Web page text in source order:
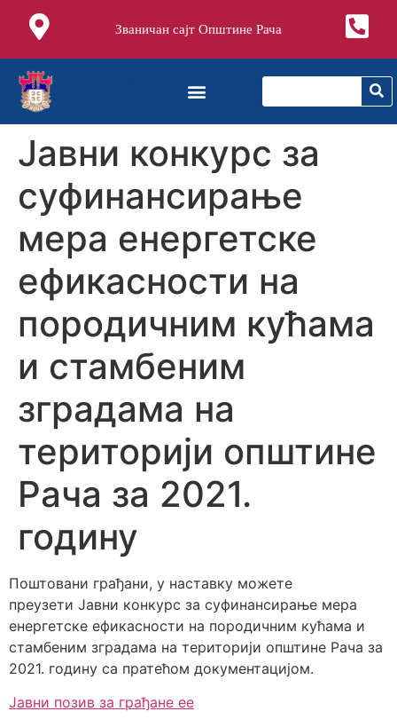
Званичан сајт Општине Рача
Jaвни конкурс за
суфинансирање
мера енергетске
ефикасности на
породичним кућама
и стамбеним
зградама на
територији општине
Рача за 2021.
годину
Поштовани грађани, у наставку можете
преузети Jaвни конкурс за суфинансирање мера
енергетске ефикасности на породичним кућама и
стамбеним зградама на територији општине Рача за
2021. годину са пратећом документацијом.
Јавни позив за грађане ее